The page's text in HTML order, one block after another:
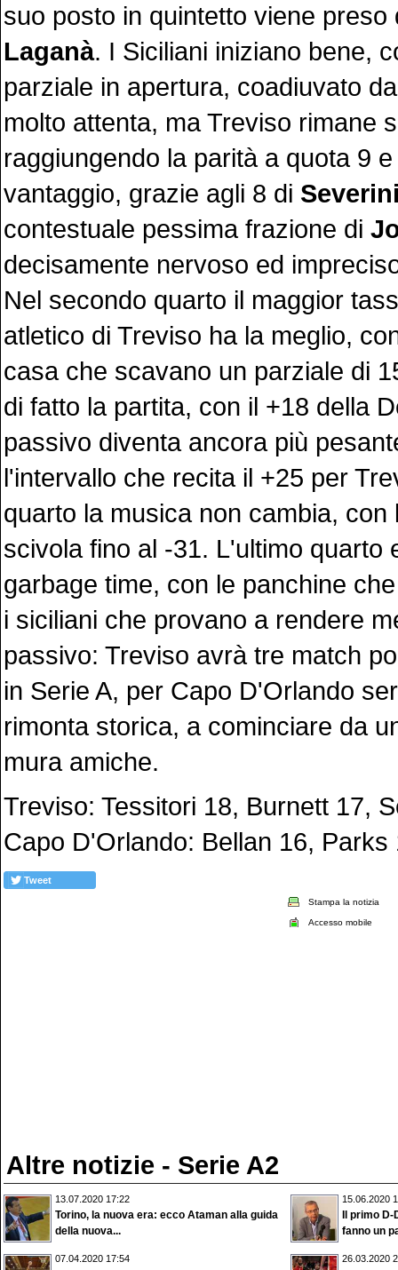
suo posto in quintetto viene
Laganà. I Siciliani iniziano bene,
parziale in apertura, coadiuvato
molto attenta, ma Treviso rimane
raggiungendo la parità a quota 9
vantaggio, grazie agli 8 di
contestuale pessima frazione di
decisamente nervoso ed
Nel secondo quarto il maggior
atletico di Treviso ha la meglio,
casa che scavano un parziale di
di fatto la partita, con il +18 della
passivo diventa ancora più
l'intervallo che recita il +25 per
quarto la musica non cambia, con
scivola fino al -31. L'ultimo quarto
garbage time, con le panchine
i siciliani che provano a rendere
passivo: Treviso avrà tre match
in Serie A, per Capo D'Orlando
rimonta storica, a cominciare da
mura amiche.
Treviso: Tessitori 18, Burnett 17,
Capo D'Orlando: Bellan 16, Parks
Tweet
Stampa la notizia
Accesso mobile
Altre notizie - Serie A2
13.07.2020 17:22
Torino, la nuova era: ecco Ataman alla guida
della nuova...
15.06.2020
Il primo
fanno un
07.04.2020 17:54 26.03.2020